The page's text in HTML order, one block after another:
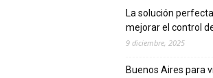
La solución
mejorar el control
9 diciembre, 2025
Buenos Aires para